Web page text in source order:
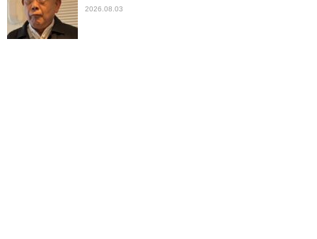
2026.08.03